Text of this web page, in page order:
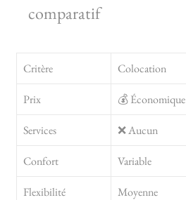
comparatif
Critère Colocation
Prix 💰 Économique
Services ❌ Aucun
Confort Variable
Flexibilité Moyenne